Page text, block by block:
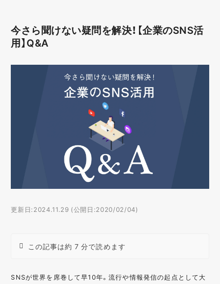
今さら聞けない疑問を解決！【企業のSNS活
用】Q&A
更新日:2024.11.29 (公開日:2020/02/04)
この記事は約 7 分で読めます
SNSが世界を席巻して早10年。流行や情報発信の起点として大